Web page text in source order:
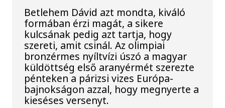
Betlehem Dávid azt mondta, kiváló
formában érzi magát, a sikere
kulcsának pedig azt tartja, hogy
szereti, amit csinál. Az olimpiai
bronzérmes nyíltvízi úszó a magyar
küldöttség első aranyérmét szerezte
pénteken a párizsi vizes Európa-
bajnokságon azzal, hogy megnyerte a
kieséses versenyt.